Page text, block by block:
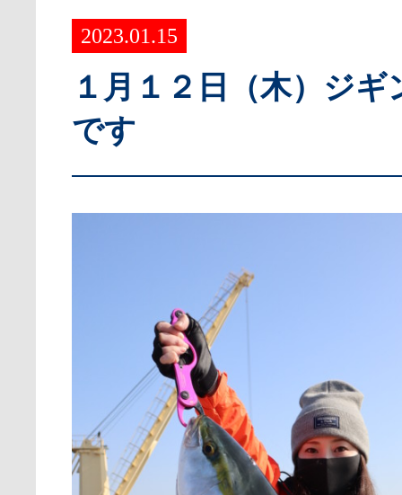
2023.01.15
１月１２日（木）ジギ
です